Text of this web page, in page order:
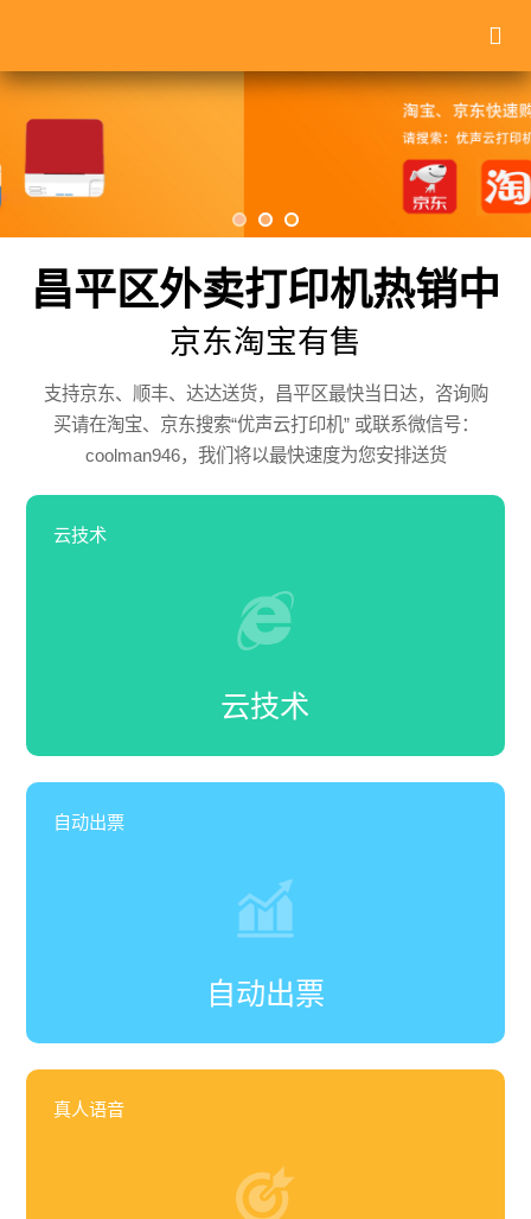
昌平区外卖打印机热销中
京东淘宝有售
支持京东、顺丰、达达送货，昌平区最快当日达，咨询购
买请在淘宝、京东搜索“优声云打印机” 或联系微信号：
coolman946，我们将以最快速度为您安排送货
云技术
云技术
自动出票
自动出票
真人语音